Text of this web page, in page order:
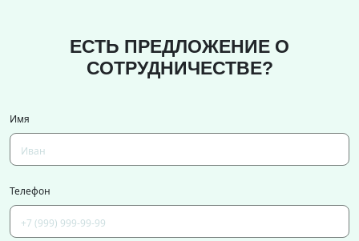
ЕСТЬ ПРЕДЛОЖЕНИЕ О
СОТРУДНИЧЕСТВЕ?
Имя
Телефон